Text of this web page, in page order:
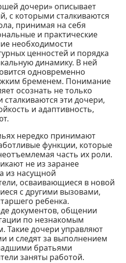
дочери» описывает
с которыми сталкиваются
принимая на себя
и практические
необходимости
ценностей и порядка
динамику. В ней
одновременно
бременем. Понимание
осознать не только
эти дочери,
и адаптивность,
нередко принимают
функции, которые
часть их роли.
не из заранее
из насущной
осваивающиеся в новой
с другими вызовами,
ребенка.
документов, общении
по незнакомым
Такие дочери управляют
и следят за выполнением
братьями
заняты работой.